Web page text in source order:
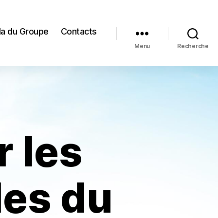
du Groupe Contacts
Menu Recherche
les
du